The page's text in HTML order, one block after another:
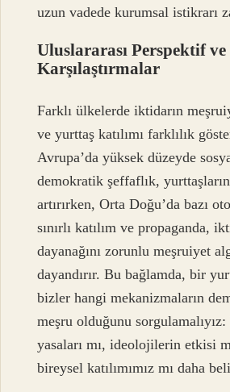
uzun vadede kurumsal istikrarı
Uluslararası Perspektif ve
Karşılaştırmalar
Farklı ülkelerde iktidarın
ve yurttaş katılımı farklılık
Avrupa’da yüksek düzeyde
demokratik şeffaflık,
artırırken, Orta Doğu’da bazı
sınırlı katılım ve propaganda,
dayanağını zorunlu meşruiyet
dayandırır. Bu bağlamda, bir
bizler hangi mekanizmaların
meşru olduğunu
yasaları mı, ideolojilerin etkisi
bireysel katılımımız mı daha